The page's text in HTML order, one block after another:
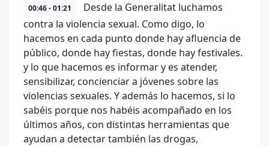
00:46 - 01:21
Desde la Generalitat luchamos
contra la violencia sexual. Como digo, lo
hacemos en cada punto donde hay afluencia de
público, donde hay fiestas, donde hay festivales.
y lo que hacemos es informar y es atender,
sensibilizar, concienciar a jóvenes sobre las
violencias sexuales. Y además lo hacemos, si lo
sabéis porque nos habéis acompañado en los
últimos años, con distintas herramientas que
ayudan a detectar también las drogas,